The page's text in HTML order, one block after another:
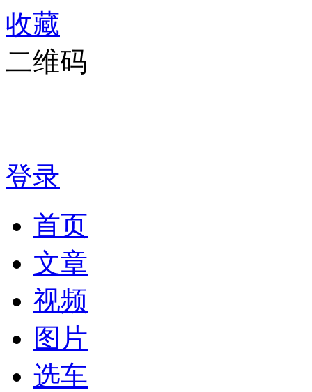
收藏
二维码
登录
首页
文章
视频
图片
选车